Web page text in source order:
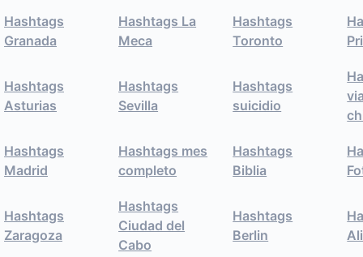
Hashtags
Granada
Hashtags La
Meca
Hashtags
Toronto
Hashtags
Asturias
Hashtags
Sevilla
Hashtags
suicidio
Hashtags
Madrid
Hashtags mes
completo
Hashtags
Biblia
Hashtags
Zaragoza
Hashtags
Ciudad del
Cabo
Hashtags
Berlin